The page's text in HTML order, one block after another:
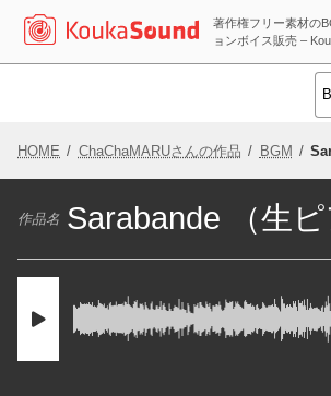
著作権フリー素材の
ョンボイス販売 –
HOME ChaChaMARUさんの作品 BGM
作品名 Sarabande （生ピ